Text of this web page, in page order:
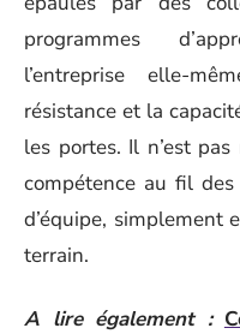
programmes
l’entreprise elle-
résistance et la
les portes. Il n’est
compétence au fil des
d’équipe, simplement
terrain.
A lire également :